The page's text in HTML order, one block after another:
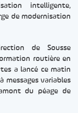
intelligente,
de modernisation
de Sousse
routière en
a lancé ce matin
messages variables
du péage de